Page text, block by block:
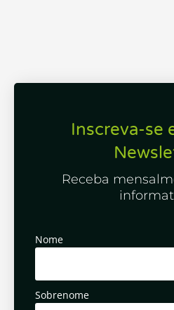
Inscreva-se
Receba
Nome
Sobrenome